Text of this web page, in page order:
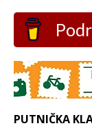
PUTNIČKA